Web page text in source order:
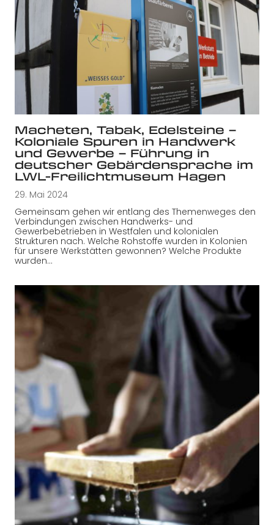
Macheten, Tabak, Edelsteine –
Koloniale Spuren in Handwerk
und Gewerbe – Führung in
deutscher Gebärdensprache im
LWL-Freilichtmuseum Hagen
29. Mai 2024
Gemeinsam gehen wir entlang des Themenweges den
Verbindungen zwischen Handwerks- und
Gewerbebetrieben in Westfalen und kolonialen
Strukturen nach. Welche Rohstoffe wurden in Kolonien
für unsere Werkstätten gewonnen? Welche Produkte
wurden…